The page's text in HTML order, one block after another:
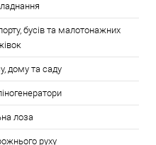
бусів та малотонажних
дому та саду
лоза
руху